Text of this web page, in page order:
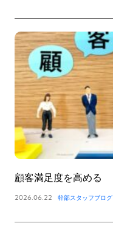
顧客満足度を高める
2026.06.22 幹部スタッフブログ